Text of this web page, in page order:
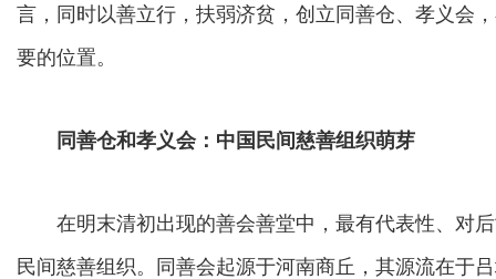
言，同时以善立行，扶弱济贫，创立同善仓、孝义会
要的位置。
同善仓和孝义会：中国民间慈善组织萌芽
在明末清初出现的善会善堂中，最有代表性、对后
民间慈善组织。同善会起源于河南商丘，其源流在于